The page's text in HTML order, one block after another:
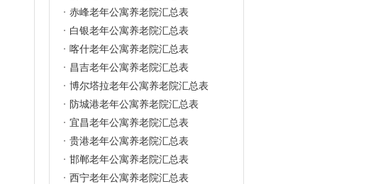
赤峰老年公寓养老院汇总表
白银老年公寓养老院汇总表
喀什老年公寓养老院汇总表
昌吉老年公寓养老院汇总表
博尔塔拉老年公寓养老院汇总表
防城港老年公寓养老院汇总表
宜昌老年公寓养老院汇总表
贵港老年公寓养老院汇总表
邯郸老年公寓养老院汇总表
西宁老年公寓养老院汇总表